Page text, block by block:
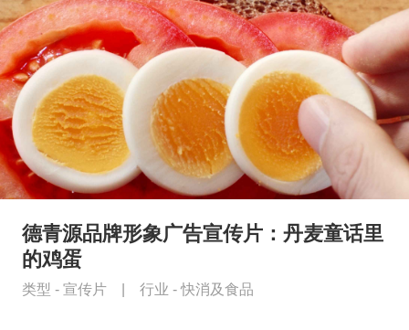
德青源品牌形象广告宣传片：丹麦童话里
的鸡蛋
类型 - 宣传片 行业 -快消及食品